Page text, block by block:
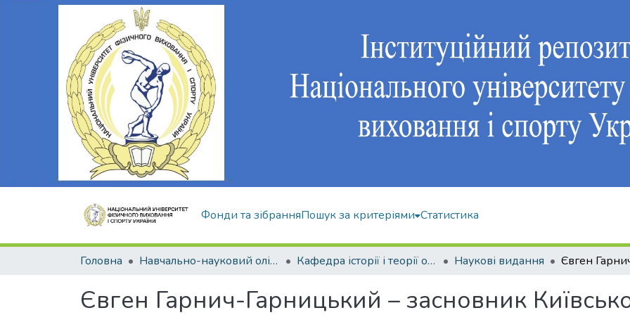
Фонди та зібранняПошук за критеріями Статистика
Головна Навчально-науковий олімпійський інститут Кафедра історії і теорії олімпійського спорту Наукові видання
Євген Гарнич-Гарницький – засновник